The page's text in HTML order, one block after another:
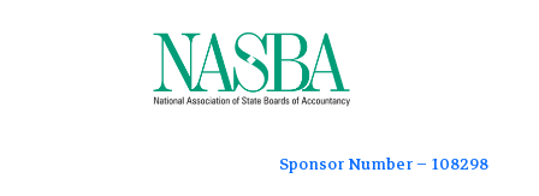
تدريبية بمعايير عالمية عالية الجودة، مصممة خصيصًا لتلبية
احتياجات المحاسبين والمهنيين في مختلف القطاعات. ومن
خلال هذا الاعتماد، توفر يوروماتيك للمشاركين إمكانية الالتحاق
تعزيز خبراتهم المهنية، ودعم جاهزيتهم لمواكبة التغيرات
Sponsor Number – 108298